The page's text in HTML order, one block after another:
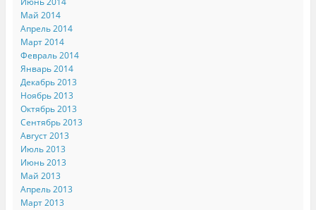
Май 2014
Апрель 2014
Март 2014
Февраль 2014
Январь 2014
Декабрь 2013
Ноябрь 2013
Октябрь 2013
Сентябрь 2013
Август 2013
Июль 2013
Июнь 2013
Май 2013
Апрель 2013
Март 2013